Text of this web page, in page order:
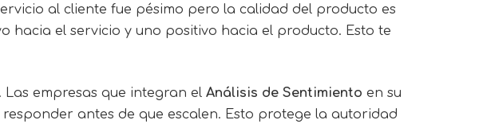
al cliente fue pésimo pero la calidad del producto es
hacia el servicio y uno positivo hacia el producto. Esto te
empresas que integran el Análisis de Sentimiento en su
antes de que escalen. Esto protege la autoridad